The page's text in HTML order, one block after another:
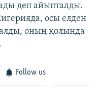
деп айыпталды.
осы елден
оның қолында
Follow us